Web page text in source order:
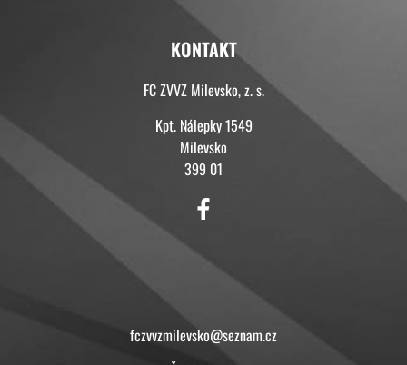
KONTAKT
FC ZVVZ Milevsko, z. s.
Kpt. Nálepky 1549
Milevsko
399 01
fczvvzmilevsko@seznam.cz